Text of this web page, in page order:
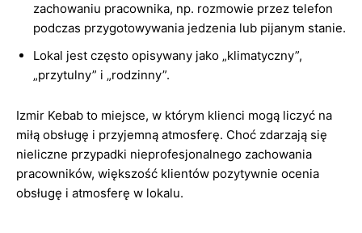
zachowaniu pracownika, np. rozmowie przez telefon
podczas przygotowywania jedzenia lub pijanym stanie.
Lokal jest często opisywany jako „klimatyczny”,
„przytulny” i „rodzinny”.
Izmir Kebab to miejsce, w którym klienci mogą liczyć na
miłą obsługę i przyjemną atmosferę. Choć zdarzają się
nieliczne przypadki nieprofesjonalnego zachowania
pracowników, większość klientów pozytywnie ocenia
obsługę i atmosferę w lokalu.